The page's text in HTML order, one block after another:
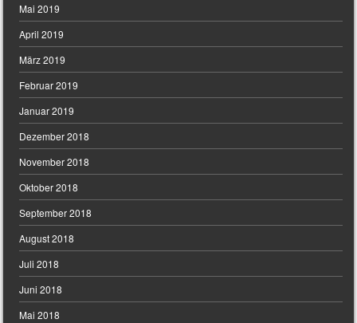
Mai 2019
April 2019
März 2019
Februar 2019
Januar 2019
Dezember 2018
November 2018
Oktober 2018
September 2018
August 2018
Juli 2018
Juni 2018
Mai 2018